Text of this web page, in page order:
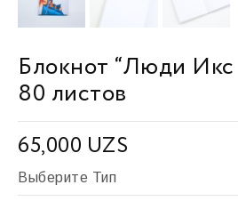
Блокнот “Люди Икс
80 листов
65,000 UZS